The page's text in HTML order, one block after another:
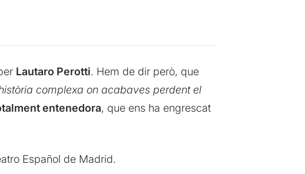
Lautaro Perotti. Hem de dir però, que
complexa on acabaves perdent el
entenedora, que ens ha engrescat
Español de Madrid.